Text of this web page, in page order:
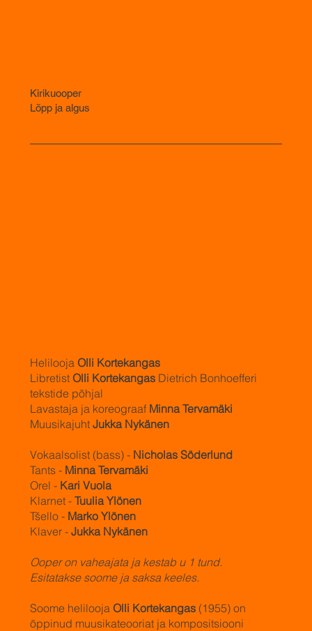
Kirikuooper
Lõpp ja algus
Helilooja Olli Kortekangas
Libretist Olli KortekangasDietrich Bonhoefferi
tekstide põhjal
Lavastaja ja koreograaf Minna Tervamäki
Muusikajuht Jukka Nykänen
Vokaalsolist (bass) - Nicholas Söderlund
Tants - Minna Tervamäki
Orel - Kari Vuola
Klarnet - Tuulia Ylönen
Tšello - Marko Ylönen
Klaver - Jukka Nykänen
Ooper on vaheajata ja kestab u 1 tund.
Esitatakse soome ja saksa keeles.
Soome helilooja Olli Kortekangas(1955) on
õppinud muusikateooriat ja kompositsiooni